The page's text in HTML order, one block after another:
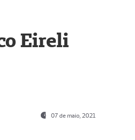
Eireli
07 de maio, 2021